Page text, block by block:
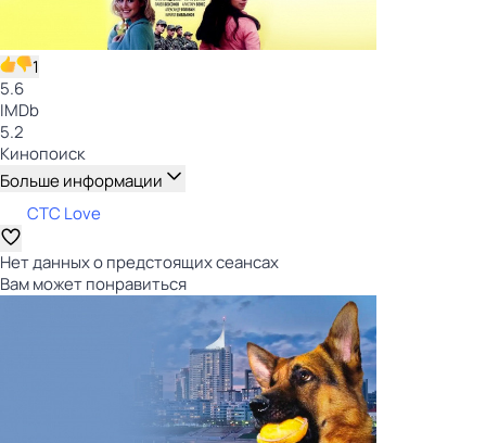
1
5.6
IMDb
5.2
Кинопоиск
Больше информации
СТС Love
Нет данных о предстоящих сеансах
Вам может понравиться